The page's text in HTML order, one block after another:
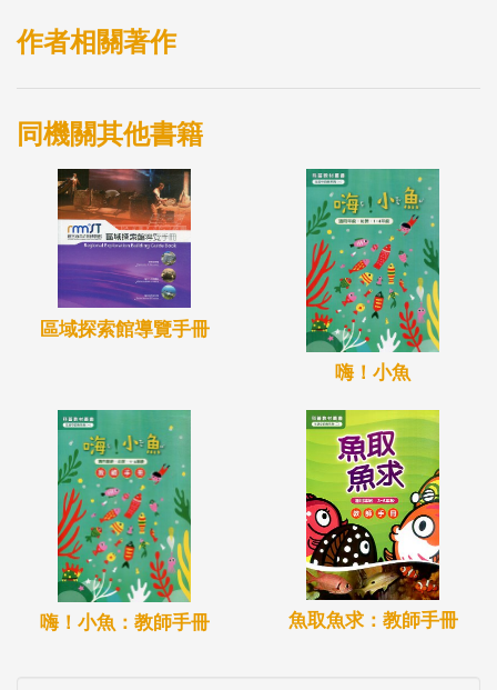
作者相關著作
同機關其他書籍
區域探索館導覽手冊
嗨！小魚
嗨！小魚：教師手冊 魚取魚求：教師手冊